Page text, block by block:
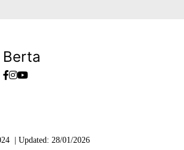
Berta
Updated: 28/01/2026